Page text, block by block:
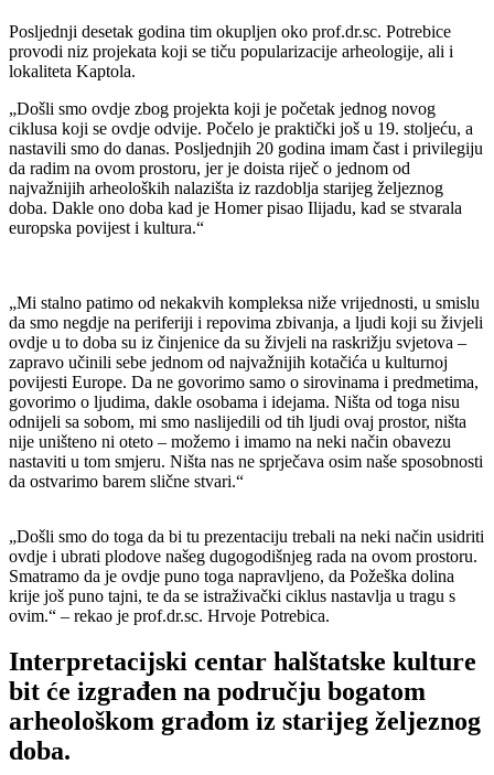
Posljednji desetak godina tim okupljen oko prof.dr.sc. Potrebice
provodi niz projekata koji se tiču popularizacije arheologije, ali i
lokaliteta Kaptola.
„Došli smo ovdje zbog projekta koji je početak jednog novog
ciklusa koji se ovdje odvije. Počelo je praktički još u 19. stoljeću, a
nastavili smo do danas. Posljednjih 20 godina imam čast i privilegiju
da radim na ovom prostoru, jer je doista riječ o jednom od
najvažnijih arheoloških nalazišta iz razdoblja starijeg željeznog
doba. Dakle ono doba kad je Homer pisao Ilijadu, kad se stvarala
europska povijest i kultura.“
„Mi stalno patimo od nekakvih kompleksa niže vrijednosti, u smislu
da smo negdje na periferiji i repovima zbivanja, a ljudi koji su živjeli
ovdje u to doba su iz činjenice da su živjeli na raskrižju svjetova –
zapravo učinili sebe jednom od najvažnijih kotačića u kulturnoj
povijesti Europe. Da ne govorimo samo o sirovinama i predmetima,
govorimo o ljudima, dakle osobama i idejama. Ništa od toga nisu
odnijeli sa sobom, mi smo naslijedili od tih ljudi ovaj prostor, ništa
nije uništeno ni oteto – možemo i imamo na neki način obavezu
nastaviti u tom smjeru. Ništa nas ne sprječava osim naše sposobnosti
da ostvarimo barem slične stvari.“
„Došli smo do toga da bi tu prezentaciju trebali na neki način usidriti
ovdje i ubrati plodove našeg dugogodišnjeg rada na ovom prostoru.
Smatramo da je ovdje puno toga napravljeno, da Požeška dolina
krije još puno tajni, te da se istraživački ciklus nastavlja u tragu s
ovim.“ – rekao je prof.dr.sc. Hrvoje Potrebica.
Interpretacijski centar halštatske kulture
bit će izgrađen na području bogatom
arheološkom građom iz starijeg željeznog
doba.